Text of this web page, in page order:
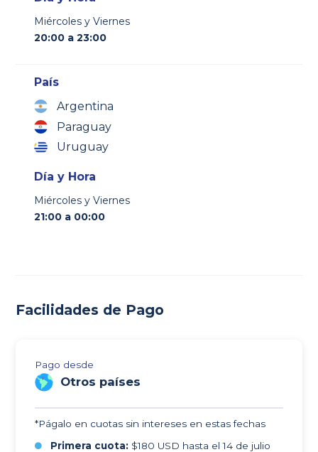
Miércoles y Viernes
20:00 a 23:00
País
Argentina
Paraguay
Uruguay
Día y Hora
Miércoles y Viernes
21:00 a 00:00
Facilidades de Pago
Pago desde
Otros países
*Págalo en cuotas sin intereses en estas fechas
Primera cuota:$180 USD hasta el 14 de julio